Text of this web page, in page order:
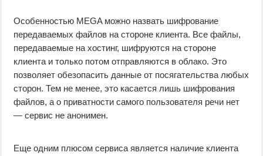
Особенностью MEGA можно назвать шифрование
передаваемых файлов на стороне клиента. Все файлы,
передаваемые на хостинг, шифруются на стороне
клиента и только потом отправляются в облако. Это
позволяет обезопасить данные от посягательства любых
сторон. Тем не менее, это касается лишь шифрования
файлов, а о приватности самого пользователя речи нет
— сервис не анонимен.
Еще одним плюсом сервиса является наличие клиента